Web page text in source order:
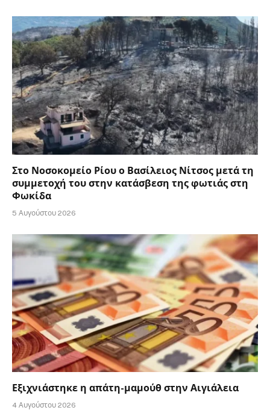
Στο Νοσοκομείο Ρίου ο Βασίλειος Νίτσος μετά τη
συμμετοχή του στην κατάσβεση της φωτιάς στη
Φωκίδα
5 Αυγούστου 2026
Εξιχνιάστηκε η απάτη-μαμούθ στην Αιγιάλεια
4 Αυγούστου 2026